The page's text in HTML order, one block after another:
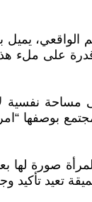
على ملء هذا
مساحة
بوصفها
صورة لها
تعيد تأكيد